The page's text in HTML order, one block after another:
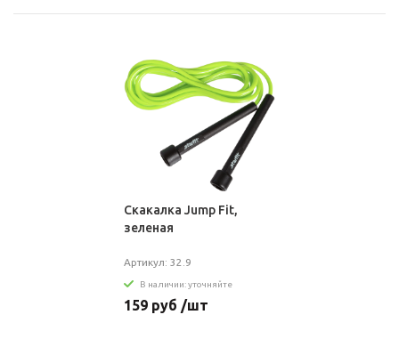
Скакалка Jump Fit,
зеленая
Артикул: 32.9
В наличии: уточняйте
159 руб /шт